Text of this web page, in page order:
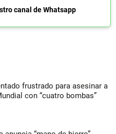
canal de Whatsapp
frustrado para asesinar a
con “cuatro bombas”